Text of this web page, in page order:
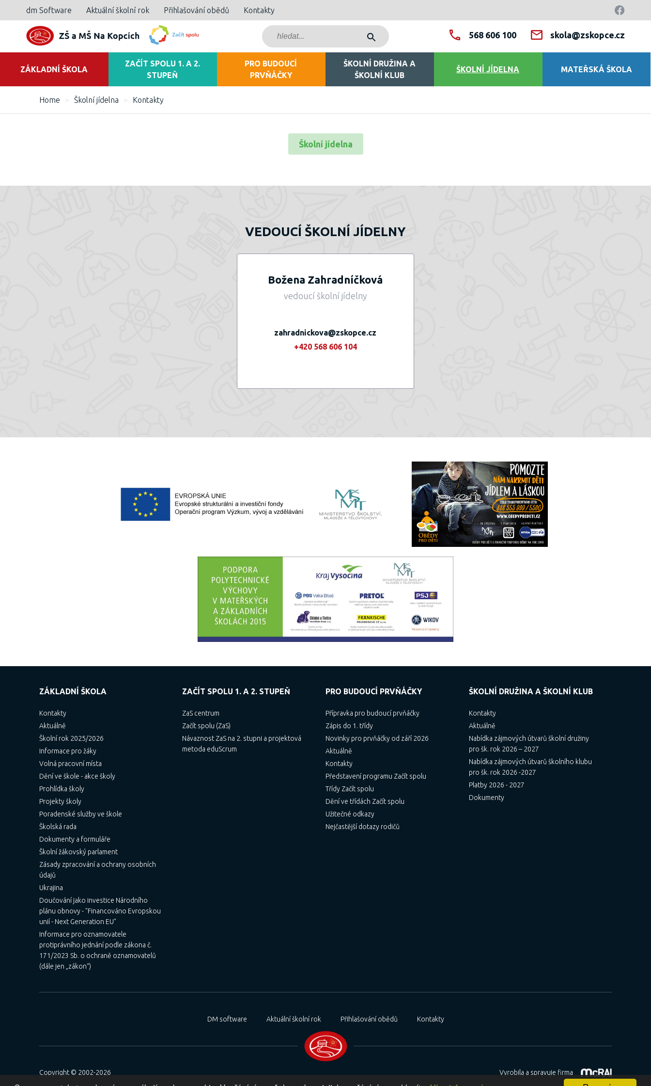
dm Software Aktuální školní rok Přihlašování obědů Kontakty
568 606 100 skola@zskopce.cz
ZÁKLADNÍ ŠKOLA
ZAČÍT SPOLU 1. A 2.
STUPEŇ
PRO BUDOUCÍ
PRVŇÁČKY
ŠKOLNÍ DRUŽINA A
ŠKOLNÍ KLUB
ŠKOLNÍ JÍDELNA MATEŘSKÁ ŠKOLA
Home > Školní jídelna > Kontakty
Školní jídelna
VEDOUCÍ ŠKOLNÍ JÍDELNY
Božena Zahradníčková
vedoucí školní jídelny
zahradnickova@zskopce.cz
+420 568 606 104
ZÁKLADNÍ ŠKOLA
Kontakty
Aktuálně
Školní rok 2025/2026
Informace pro žáky
Volná pracovní místa
Dění ve škole - akce školy
Prohlídka školy
Projekty školy
Poradenské služby ve škole
Školská rada
Dokumenty a formuláře
Školní žákovský parlament
Zásady zpracování a ochrany osobních
údajů
Ukrajina
Doučování jako investice Národního
plánu obnovy - "Financováno Evropskou
unií - Next Generation EU"
Informace pro oznamovatele
protiprávního jednání podle zákona č.
171/2023 Sb. o ochraně oznamovatelů
(dále jen „zákon“)
ZAČÍT SPOLU 1. A 2. STUPEŇ
ZaS centrum
Začít spolu (ZaS)
Návaznost ZaS na 2. stupni a projektová
metoda eduScrum
PRO BUDOUCÍ PRVŇÁČKY
Přípravka pro budoucí prvňáčky
Zápis do 1. třídy
Novinky pro prvňáčky od září 2026
Aktuálně
Kontakty
Představení programu Začít spolu
Třídy Začít spolu
Dění ve třídách Začít spolu
Užitečné odkazy
Nejčastější dotazy rodičů
ŠKOLNÍ DRUŽINA A ŠKOLNÍ KLUB
Kontakty
Aktuálně
Nabídka zájmových útvarů školní družiny
pro šk. rok 2026 – 2027
Nabídka zájmových útvarů školního klubu
pro šk. rok 2026 -2027
Platby 2026 - 2027
Dokumenty
DM software Aktuální školní rok Přihlašování obědů Kontakty
Copyright © 2002-2026 Vyrobila a spravuje firma